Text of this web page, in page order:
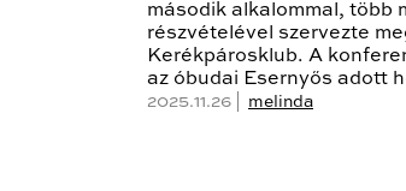
második alkalommal, több
részvételével szervezte
Kerékpárosklub. A
az óbudai Esernyős adott
2025.11.26 | melinda